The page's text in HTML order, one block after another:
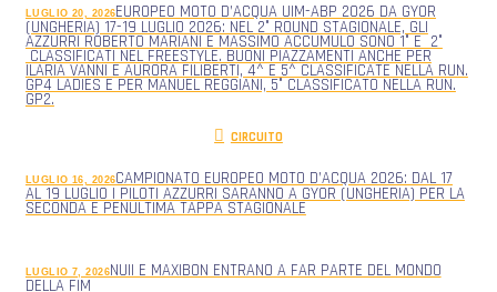
LUGLIO 20, 2026EUROPEO MOTO D’ACQUA UIM-ABP 2026 DA GYOR
(UNGHERIA) 17-19 LUGLIO 2026: NEL 2° ROUND STAGIONALE, GLI
AZZURRI ROBERTO MARIANI E MASSIMO ACCUMULO SONO 1° E 2°
CLASSIFICATI NEL FREESTYLE. BUONI PIAZZAMENTI ANCHE PER
ILARIA VANNI E AURORA FILIBERTI, 4^ E 5^ CLASSIFICATE NELLA RUN.
GP4 LADIES E PER MANUEL REGGIANI, 5° CLASSIFICATO NELLA RUN.
GP2.
CIRCUITO
LUGLIO 16, 2026CAMPIONATO EUROPEO MOTO D’ACQUA 2026: DAL 17
AL 19 LUGLIO I PILOTI AZZURRI SARANNO A GYOR (UNGHERIA) PER LA
SECONDA E PENULTIMA TAPPA STAGIONALE
LUGLIO 7, 2026NUII E MAXIBON ENTRANO A FAR PARTE DEL MONDO
DELLA FIM